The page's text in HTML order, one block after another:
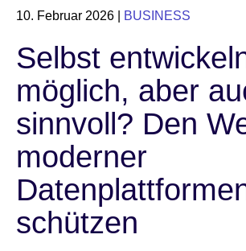
Themen
Business
Technisch
Partner
Branche
Finanzdienstleistungen
10. Februar 2026 BUSINESS
Selbst
möglich, aber
sinnvoll? Den
moderner
schützen